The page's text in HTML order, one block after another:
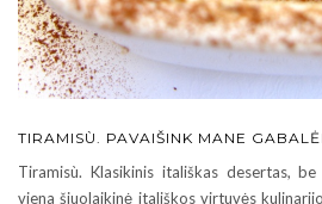
TIRAMISÙ. PAVAIŠINK MANE
Tiramisù. Klasikinis itališkas desertas,
viena šiuolaikinė itališkos virtuvės